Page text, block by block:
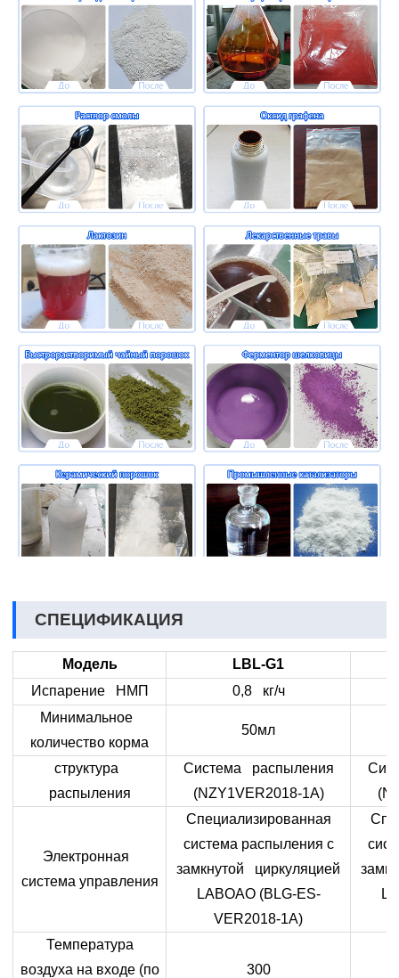
СПЕЦИФИКАЦИЯ
Модель
LBL-G1
Испарение НМП
0,8 кг/ч
Минимальное
количество корма
50мл
структура
распыления
Система распыления
(NZY1VER2018-1A)
Электронная
система управления
Специализированная
система распыления с
замкнутой циркуляцией
LABOAO(BLG-ES-
VER2018-1A)
Температура
воздуха на входе (по
300